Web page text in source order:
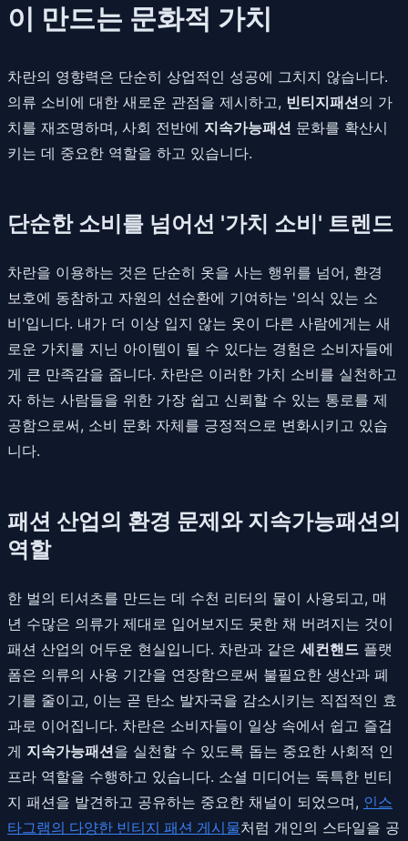
이 만드는 문화적 가치
차란의 영향력은 단순히 상업적인 성공에 그치지 않습니다.
의류 소비에 대한 새로운 관점을 제시하고, 빈티지패션의 가
치를 재조명하며, 사회 전반에 지속가능패션 문화를 확산시
키는 데 중요한 역할을 하고 있습니다.
단순한 소비를 넘어선 '가치 소비' 트렌드
차란을 이용하는 것은 단순히 옷을 사는 행위를 넘어, 환경
보호에 동참하고 자원의 선순환에 기여하는 '의식 있는 소
비'입니다. 내가 더 이상 입지 않는 옷이 다른 사람에게는 새
로운 가치를 지닌 아이템이 될 수 있다는 경험은 소비자들에
게 큰 만족감을 줍니다. 차란은 이러한 가치 소비를 실천하고
자 하는 사람들을 위한 가장 쉽고 신뢰할 수 있는 통로를 제
공함으로써, 소비 문화 자체를 긍정적으로 변화시키고 있습
니다.
패션 산업의 환경 문제와 지속가능패션의
역할
한 벌의 티셔츠를 만드는 데 수천 리터의 물이 사용되고, 매
년 수많은 의류가 제대로 입어보지도 못한 채 버려지는 것이
패션 산업의 어두운 현실입니다. 차란과 같은 세컨핸드 플랫
폼은 의류의 사용 기간을 연장함으로써 불필요한 생산과 폐
기를 줄이고, 이는 곧 탄소 발자국을 감소시키는 직접적인 효
과로 이어집니다. 차란은 소비자들이 일상 속에서 쉽고 즐겁
게 지속가능패션을 실천할 수 있도록 돕는 중요한 사회적 인
프라 역할을 수행하고 있습니다. 소셜 미디어는 독특한 빈티
지 패션을 발견하고 공유하는 중요한 채널이 되었으며, 인스
타그램의 다양한 빈티지 패션 게시물처럼 개인의 스타일을 공